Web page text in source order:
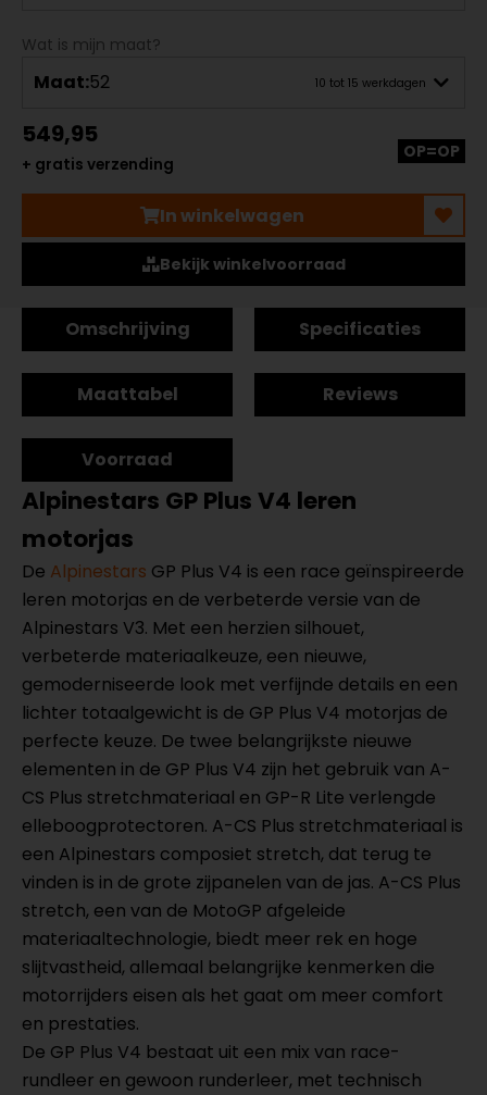
Wat is mijn maat?
Maat:52 10 tot 15 werkdagen
549,95
+ gratis verzending
OP=OP
In winkelwagen
Bekijk winkelvoorraad
Omschrijving Specificaties
Maattabel Reviews
Voorraad
Alpinestars GP Plus V4 leren
motorjas
De Alpinestars GP Plus V4 is een race geïnspireerde
leren motorjas en de verbeterde versie van de
Alpinestars V3. Met een herzien silhouet,
verbeterde materiaalkeuze, een nieuwe,
gemoderniseerde look met verfijnde details en een
lichter totaalgewicht is de GP Plus V4 motorjas de
perfecte keuze. De twee belangrijkste nieuwe
elementen in de GP Plus V4 zijn het gebruik van A-
CS Plus stretchmateriaal en GP-R Lite verlengde
elleboogprotectoren. A-CS Plus stretchmateriaal is
een Alpinestars composiet stretch, dat terug te
vinden is in de grote zijpanelen van de jas. A-CS Plus
stretch, een van de MotoGP afgeleide
materiaaltechnologie, biedt meer rek en hoge
slijtvastheid, allemaal belangrijke kenmerken die
motorrijders eisen als het gaat om meer comfort
en prestaties.
De GP Plus V4 bestaat uit een mix van race-
rundleer en gewoon runderleer, met technisch